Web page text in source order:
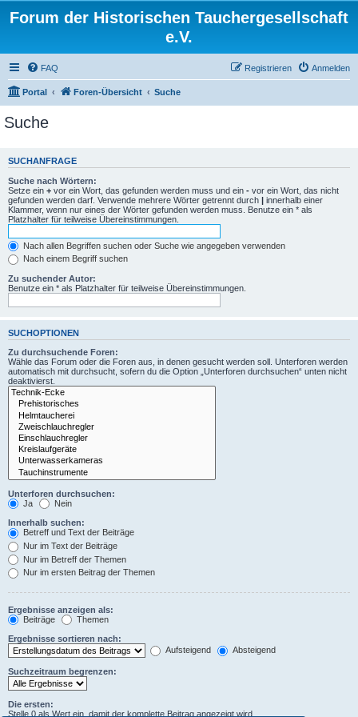
Forum der Historischen Tauchergesellschaft
e.V.
FAQ Anmelden
Registrieren
Portal Foren-Übersicht Suche
Suche
SUCHANFRAGE
Suche nach Wörtern:
Setze ein + vor ein Wort, das gefunden werden muss und ein - vor ein Wort, das nicht
gefunden werden darf. Verwende mehrere Wörter getrennt durch | innerhalb einer
Klammer, wenn nur eines der Wörter gefunden werden muss. Benutze ein * als
Platzhalter für teilweise Übereinstimmungen.
Nach allen Begriffen suchen oder Suche wie angegeben verwenden
Nach einem Begriff suchen
Zu suchender Autor:
Benutze ein * als Platzhalter für teilweise Übereinstimmungen.
SUCHOPTIONEN
Zu durchsuchende Foren:
Wähle das Forum oder die Foren aus, in denen gesucht werden soll. Unterforen werden
automatisch mit durchsucht, sofern du die Option „Unterforen durchsuchen“ unten nicht
deaktivierst.
Unterforen durchsuchen:
Ja
Nein
Innerhalb suchen:
Betreff und Text der Beiträge
Nur im Text der Beiträge
Nur im Betreff der Themen
Nur im ersten Beitrag der Themen
Ergebnisse anzeigen als:
Beiträge
Themen
Ergebnisse sortieren nach:
Aufsteigend
Absteigend
Suchzeitraum begrenzen:
Die ersten:
Stelle 0 als Wert ein, damit der komplette Beitrag angezeigt wird.